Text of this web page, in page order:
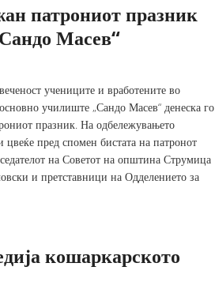
патрониот празник
Масев“
учениците и вработените во
училиште „Сандо Масев“ денеска го
празник. На одбележувањето
цвеќе пред спомен бистата на патронот
на Советот на општина Струмица
и претставници на Одделението за
кошаркарското